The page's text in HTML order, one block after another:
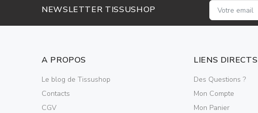
NEWSLETTER TISSUSHOP
A PROPOS
Le blog de Tissushop
Contacts
CGV
LIENS DIRECTS
Des Questions ?
Mon Compte
Mon Panier